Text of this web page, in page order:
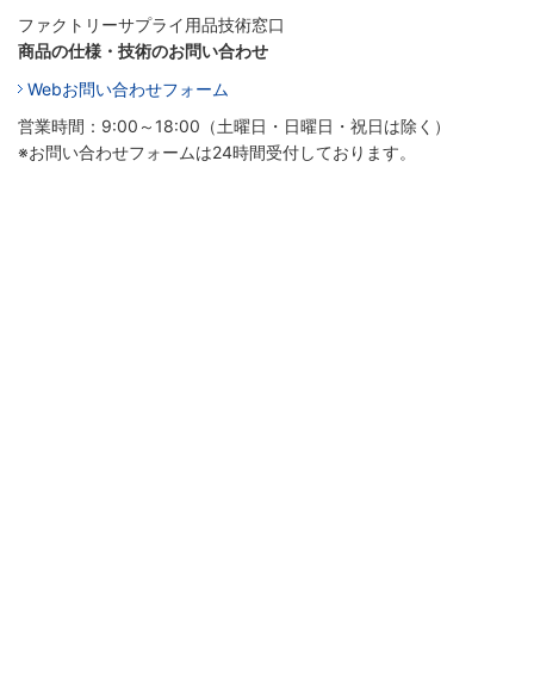
ファクトリーサプライ用品技術窓口
商品の仕様・技術のお問い合わせ
Webお問い合わせフォーム
営業時間：9:00～18:00（土曜日・日曜日・祝日は除く）
※お問い合わせフォームは24時間受付しております。